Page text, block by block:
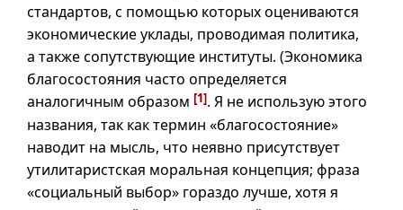
стандартов, с помощью которых оцениваются
экономические уклады, проводимая политика,
а также сопутствующие институты. (Экономика
благосостояния часто определяется
аналогичным образом [1]. Я не использую этого
названия, так как термин «благосостояние»
наводит на мысль, что неявно присутствует
утилитаристская моральная концепция; фраза
«социальный выбор» гораздо лучше, хотя я